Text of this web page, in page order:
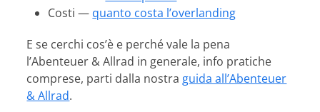
Costi — quanto costa l’overlanding
E se cerchi cos’è e perché vale la pena
l’Abenteuer & Allrad in generale, info pratiche
comprese, parti dalla nostra guida all’Abenteuer
& Allrad.